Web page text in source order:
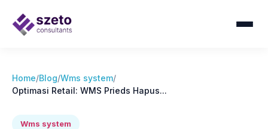
Home/Blog/Wms system/
Optimasi Retail: WMS Prieds Hapus...
Wms system